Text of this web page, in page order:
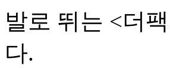
발로 뛰는 <더
다.